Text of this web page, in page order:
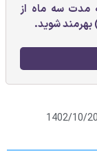
مدت سه ماه از
بهرمند شوید.
1402/10/20